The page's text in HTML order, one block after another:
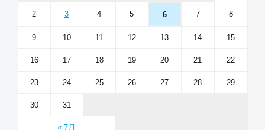
« 7月
2 3 4 5 6 7 8
9 10 11 12 13 14 15
16 17 18 19 20 21 22
23 24 25 26 27 28 29
30 31